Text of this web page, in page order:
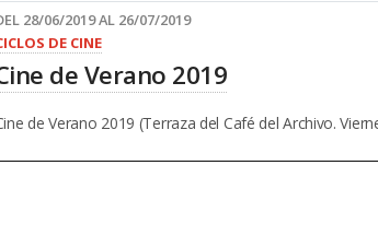
28/06/2019 AL 26/07/2019
DE CINE
de Verano 2019
de Verano 2019 (Terraza del Café del Archivo.